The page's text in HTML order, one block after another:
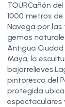
TOURCañón
1000 metros
Navega por las
gemas
Antigua
Maya, la
pintoresco del
protegida
espectaculares